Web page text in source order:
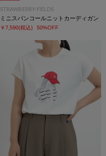
STRAWBERRY-FIELDS
ミニスパンコールニットカーディガン
￥7,590(税込) 50%OFF